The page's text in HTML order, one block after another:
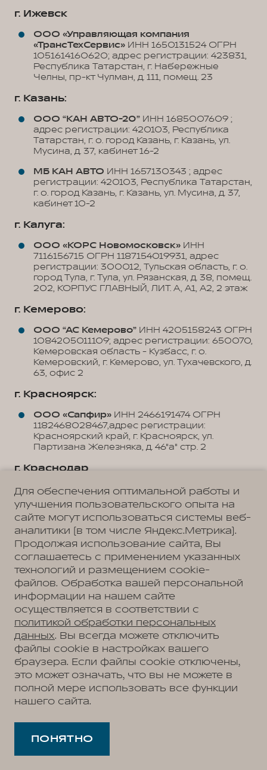
г. Ижевск
ООО «Управляющая компания
«ТрансТехСервис» ИНН 1650131524 ОГРН
1051614160620; адрес регистрации: 423831,
Республика Татарстан, г. Набережные
Челны, пр-кт Чулман, д. 111, помещ. 23
г. Казань:
ООО “КАН АВТО-20” ИНН 1685007609 ;
адрес регистрации: 420103, Республика
Татарстан, г. о. город Казань, г. Казань, ул.
Мусина, д. 37, кабинет 16-2
МБ КАН АВТО ИНН 1657130343 ; адрес
регистрации: 420103, Республика Татарстан,
г. о. город Казань, г. Казань, ул. Мусина, д. 37,
кабинет 10-2
г. Калуга:
ООО «КОРС Новомосковск» ИНН
7116156715 ОГРН 1187154019931, адрес
регистрации: 300012, Тульская область, г. о.
город Тула, г. Тула, ул. Рязанская, д. 38, помещ.
202, КОРПУС ГЛАВНЫЙ, ЛИТ. А, А1, А2, 2 этаж
г. Кемерово:
ООО “АС Кемерово” ИНН 4205158243 ОГРН
1084205011109; адрес регистрации: 650070,
Кемеровская область - Кузбасс, г. о.
Кемеровский, г. Кемерово, ул. Тухачевского, д.
63, офис 2
г. Красноярск:
ООО «Сапфир» ИНН 2466191474 ОГРН
1182468028467,адрес регистрации:
Красноярский край, г. Красноярск, ул.
Партизана Железняка, д. 46"а" стр. 2
г. Краснодар
ООО «Юг Авто Плюс»ИНН 0107021677
ОГРН 1120107000067, юридический адрес:
Республика Адыгея, аул Тахтамукай, ул.
Краснодарская, 1
ООО «Юг-Авто Холдинг»ИНН 2312207999
ОГРН 1132312011116; КПП 010701001 адрес
регистрации: 385140, Республика Адыгея
(Адыгея), р-н Тахтамукайский, аул Тахтамукай,
ул. Краснодарская, стр. 1
г. Курск:
ООО “КОРС Новомосковск”ИНН
7116156715; адрес регистрации: Тульская
область, г. о. город Тула, г. Тула, ул. Рязанская,
д. 38, помещ. 202, КОРПУС ГЛАВНЫЙ, ЛИТ. А,
А1, А2, 2 этаж
г. Киров:
1235200031505; адрес регистрации:
Нижний Новгород, г. Нижний Новгород,
Московское шоссе, д. 294Б, стр. 1, помещ. П1
Для обеспечения оптимальной работы и
улучшения пользовательского опыта на
сайте могут использоваться системы веб-
аналитики (в том числе Яндекс.Метрика).
Продолжая использование сайта, Вы
соглашаетесь с применением указанных
технологий и размещением cookie-
файлов. Обработка вашей персональной
информации на нашем сайте
осуществляется в соответствии с
политикой обработки персональных
данных. Вы всегда можете отключить
файлы cookie в настройках вашего
браузера. Если файлы cookie отключены,
это может означать, что вы не можете в
полной мере использовать все функции
нашего сайта.
ПОНЯТНО